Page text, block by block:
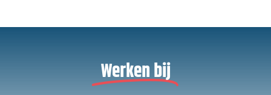
Werken bij